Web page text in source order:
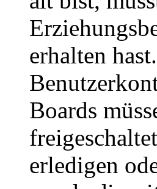
erhalten
Boards
erledigen